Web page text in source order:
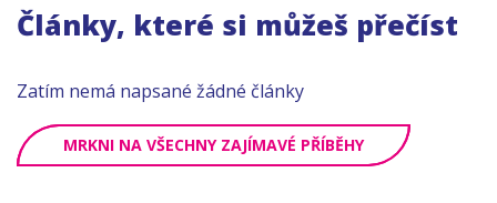
Články, které si můžeš přečíst
Zatím nemá napsané žádné články
MRKNI NA VŠECHNY ZAJÍMAVÉ PŘÍBĚHY